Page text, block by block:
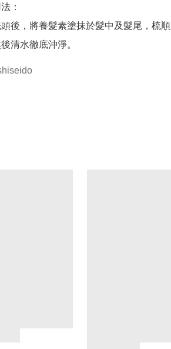
：
後，將養髮素塗抹於髮中及髮尾，梳順
清水徹底沖淨。